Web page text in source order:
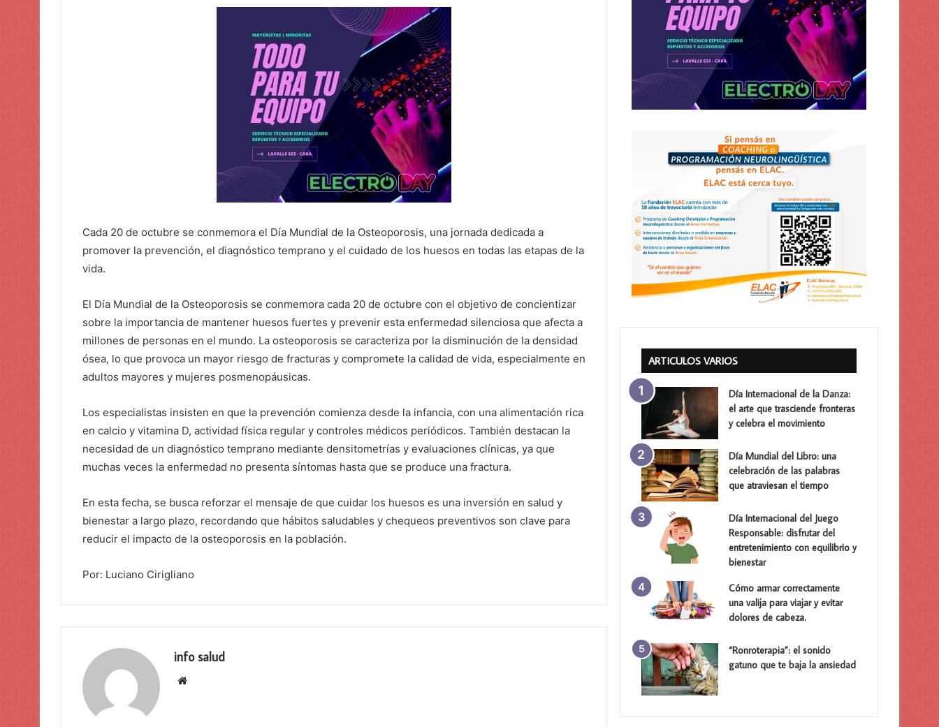
Cada 20 de octubre se conmemora el Día Mundial de la Osteoporosis, una jornada dedicada a
promover la prevención, el diagnóstico temprano y el cuidado de los huesos en todas las etapas de la
vida.
El Día Mundial de la Osteoporosis se conmemora cada 20 de octubre con el objetivo de concientizar
sobre la importancia de mantener huesos fuertes y prevenir esta enfermedad silenciosa que afecta a
millones de personas en el mundo. La osteoporosis se caracteriza por la disminución de la densidad
ósea, lo que provoca un mayor riesgo de fracturas y compromete la calidad de vida, especialmente en
adultos mayores y mujeres posmenopáusicas.
Los especialistas insisten en que la prevención comienza desde la infancia, con una alimentación rica
en calcio y vitamina D, actividad física regular y controles médicos periódicos. También destacan la
necesidad de un diagnóstico temprano mediante densitometrías y evaluaciones clínicas, ya que
muchas veces la enfermedad no presenta síntomas hasta que se produce una fractura.
En esta fecha, se busca reforzar el mensaje de que cuidar los huesos es una inversión en salud y
bienestar a largo plazo, recordando que hábitos saludables y chequeos preventivos son clave para
reducir el impacto de la osteoporosis en la población.
Por: Luciano Cirigliano
info salud
Sitio
ARTICULOS VARIOS
Día Internacional de la Danza:
el arte que trasciende fronteras
y celebra el movimiento
Día Mundial del Libro: una
celebración de las palabras
que atraviesan el tiempo
Día Internacional del Juego
Responsable: disfrutar del
entretenimiento con equilibrio y
bienestar
Cómo armar correctamente
una valija para viajar y evitar
dolores de cabeza.
“Ronroterapia”: el sonido
gatuno que te baja la ansiedad